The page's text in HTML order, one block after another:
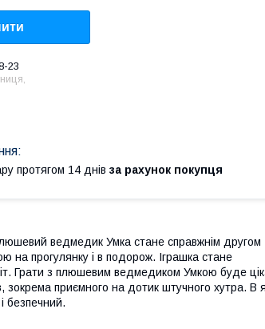
23
протягом 14 днів за рахунок покупця
ведмедик Умка стане справжнім другом
на прогулянку і в подорож. Іграшка стане
Грати з плюшевим ведмедиком Умкою буде
зокрема приємного на дотик штучного хутра. В
безпечний.